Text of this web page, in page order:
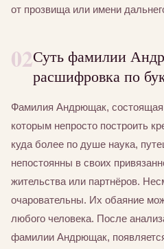
от прозвища или имени
02Суть фамилии
расшифровка по
Фамилия Андрющак,
которым непросто построить
куда более по душе наука,
непостоянны в своих
жительства или партнёров.
очаровательны. Их обаяние
любого человека. После
фамилии Андрющак,